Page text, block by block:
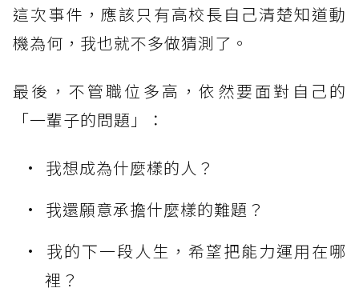
這次事件，應該只有高校長自己清楚知道動
機為何，我也就不多做猜測了。
最後，不管職位多高，依然要面對自己的
「一輩子的問題」：
我想成為什麼樣的人？
我還願意承擔什麼樣的難題？
我的下一段人生，希望把能力運用在哪
裡？